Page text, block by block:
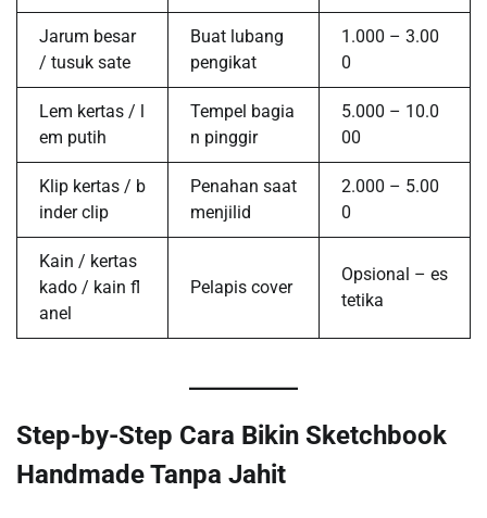
Jarum besar
/ tusuk sate
Buat lubang
pengikat
1.000 – 3.00
0
Lem kertas / l
em putih
Tempel bagia
n pinggir
5.000 – 10.0
00
Klip kertas / b
inder clip
Penahan saat
menjilid
2.000 – 5.00
0
Kain / kertas
kado / kain fl
anel
Pelapis cover
Opsional – es
tetika
Step-by-Step Cara Bikin Sketchbook
Handmade Tanpa Jahit